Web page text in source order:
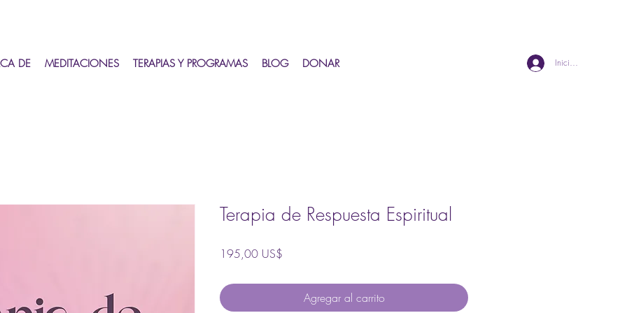
DE MEDITACIONES TERAPIAS Y PROGRAMAS BLOG DONAR Iniciar sesión
Terapia de Respuesta Espiritual
195,00 US$
Agregar al carrito